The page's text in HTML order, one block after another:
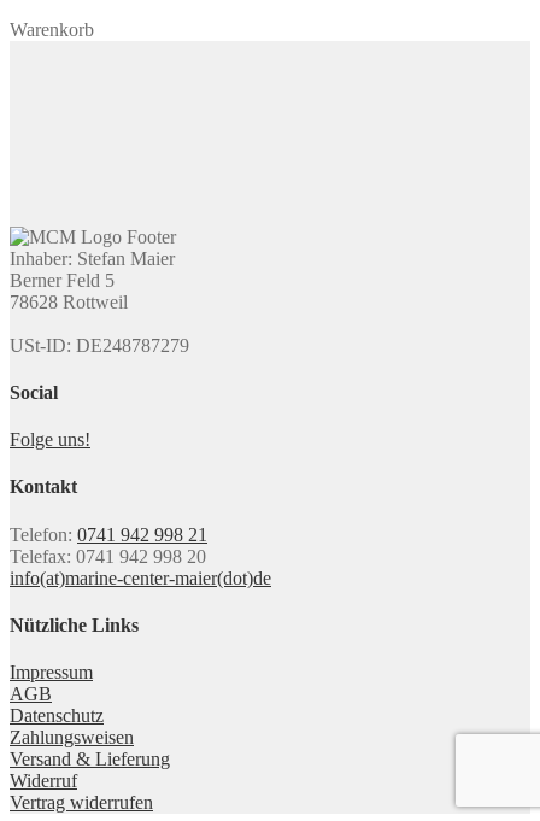
Warenkorb
Inhaber: Stefan Maier
Berner Feld 5
78628 Rottweil
USt-ID: DE248787279
Social
Folge uns!
Kontakt
Telefon: 0741 942 998 21
Telefax: 0741 942 998 20
info(at)marine-center-maier(dot)de
Nützliche Links
Impressum
AGB
Datenschutz
Zahlungsweisen
Versand & Lieferung
Widerruf
Vertrag widerrufen